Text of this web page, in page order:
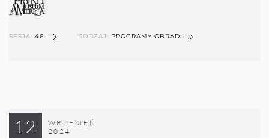
SESJA: 46 RODZAJ: PROGRAMY OBRAD
12
WRZESIEŃ
2024